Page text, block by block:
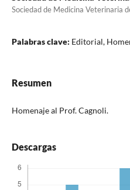
Sociedad de Medicina Veterinaria
Palabras clave: Editorial,
Resumen
Homenaje al Prof. Cagnoli.
Descargas